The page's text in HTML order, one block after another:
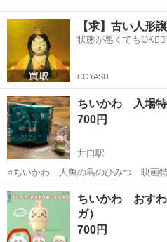
【求】古い人形
状態が悪くても
COYASH
ちいかわ 入場特
700円
井口駅
⭐️ちいかわ 人魚の島のひみつ 映画特典⭐️ カニちゃん（古
⚠️値下げは致しません 好きな方のみ
広島 広島市 井口駅 フィギ
ちいかわ おす
ガ）
700円